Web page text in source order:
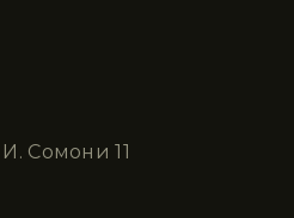
Сомони 11